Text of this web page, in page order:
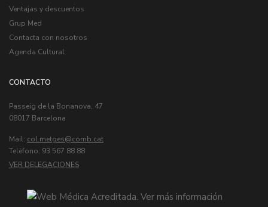
Ventajas y descuentos
Grup Med
Contacta con nosotros
Agenda Cultural
CONTACTO
Passeig de la Bonanova, 47
08017 Barcelona
Mail: col.metges
Telèfono: 93 567 88 88
VER DELEGACIONES